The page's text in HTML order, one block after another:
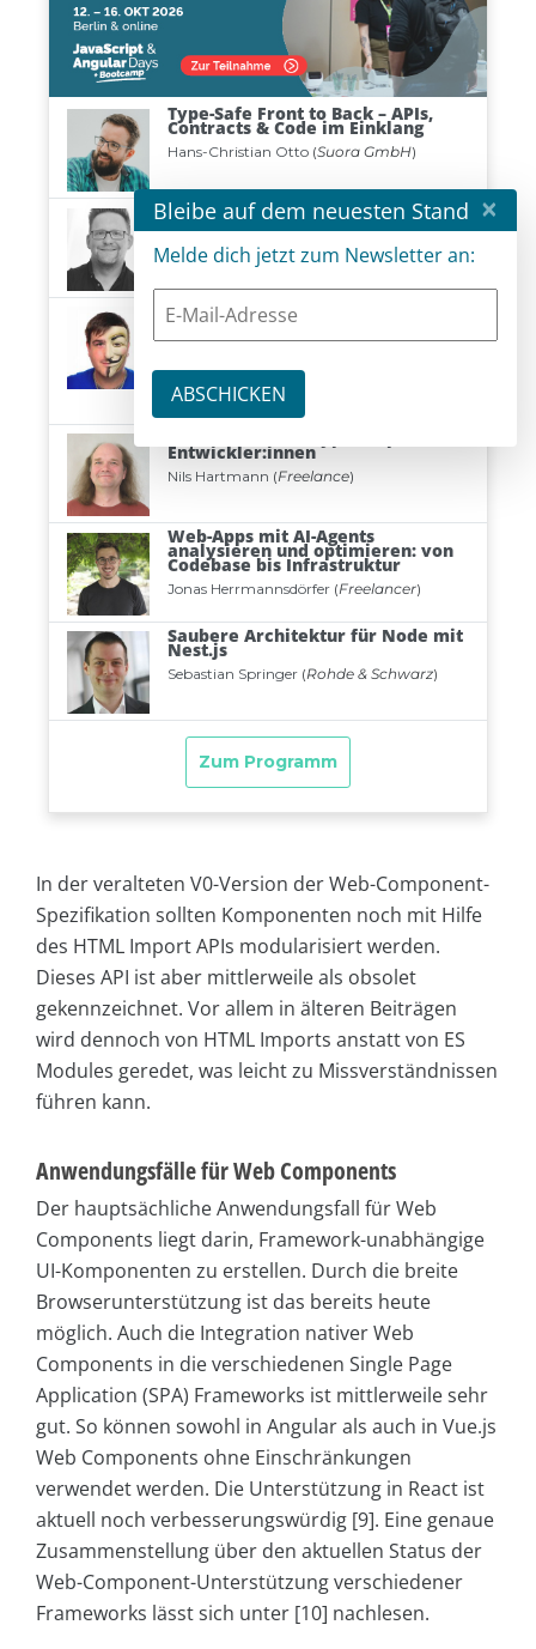
In der veralteten V0-Version der Web-Component-
Spezifikation sollten Komponenten noch mit Hilfe
des HTML Import APIs modularisiert werden.
Dieses API ist aber mittlerweile als obsolet
gekennzeichnet. Vor allem in älteren Beiträgen
wird dennoch von HTML Imports anstatt von ES
Modules geredet, was leicht zu Missverständnissen
führen kann.
Anwendungsfälle für Web Components
Der hauptsächliche Anwendungsfall für Web
Components liegt darin, Framework-unabhängige
UI-Komponenten zu erstellen. Durch die breite
Browserunterstützung ist das bereits heute
möglich. Auch die Integration nativer Web
Components in die verschiedenen Single Page
Application (SPA) Frameworks ist mittlerweile sehr
gut. So können sowohl in Angular als auch in Vue.js
Web Components ohne Einschränkungen
verwendet werden. Die Unterstützung in React ist
aktuell noch verbesserungswürdig [9]. Eine genaue
Zusammenstellung über den aktuellen Status der
Web-Component-Unterstützung verschiedener
Frameworks lässt sich unter [10] nachlesen.
Bleibe auf dem neuesten Stand ×
Melde dich jetzt zum Newsletter an: